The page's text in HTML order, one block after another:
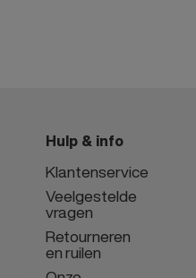
Hulp & info
Klantenservice
Veelgestelde
vragen
Retourneren
en ruilen